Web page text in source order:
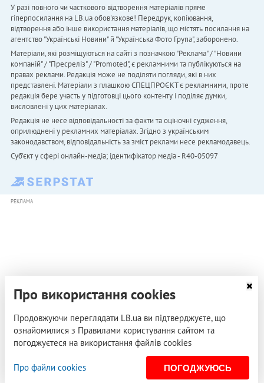
У разі повного чи часткового відтворення матеріалів пряме
гіперпосилання на LB.ua обов'язкове! Передрук, копіювання,
відтворення або інше використання матеріалів, що містять посилання на
агентство "Українськi Новини" й "Українська Фото Група", заборонено.
Матеріали, які розміщуються на сайті з позначкою "Реклама" / "Новини
компаній" / "Пресреліз" / "Promoted", є рекламними та публікуються на
правах реклами. Редакція може не поділяти погляди, які в них
представлені. Матеріали з плашкою СПЕЦПРОЄКТ є рекламними, проте
редакція бере участь у підготовці цього контенту і поділяє думки,
висловлені у цих матеріалах.
Редакція не несе відповідальності за факти та оціночні судження,
оприлюднені у рекламних матеріалах. Згідно з українським
законодавством, відповідальність за зміст реклами несе рекламодавець.
Cуб'єкт у сфері онлайн-медіа; ідентифікатор медіа - R40-05097
РЕКЛАМА
Про використання cookies
Продовжуючи переглядати LB.ua ви підтверджуєте, що
ознайомилися з Правилами користування сайтом та
погоджуєтеся на використання файлів cookies
Про файли cookies ПОГОДЖУЮСЬ